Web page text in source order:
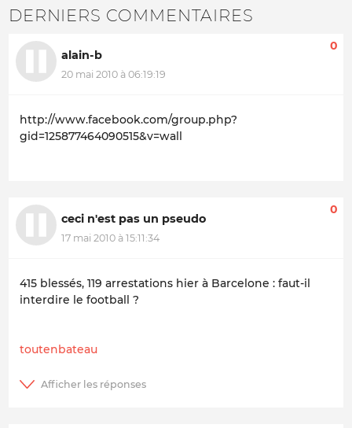
DERNIERS COMMENTAIRES
alain-b
20 mai 2010 à 06:19:19
0
http://www.facebook.com/group.php?
gid=125877464090515&v=wall
ceci n'est pas un pseudo
17 mai 2010 à 15:11:34
0
415 blessés, 119 arrestations hier à Barcelone : faut-il
interdire le football ?
toutenbateau